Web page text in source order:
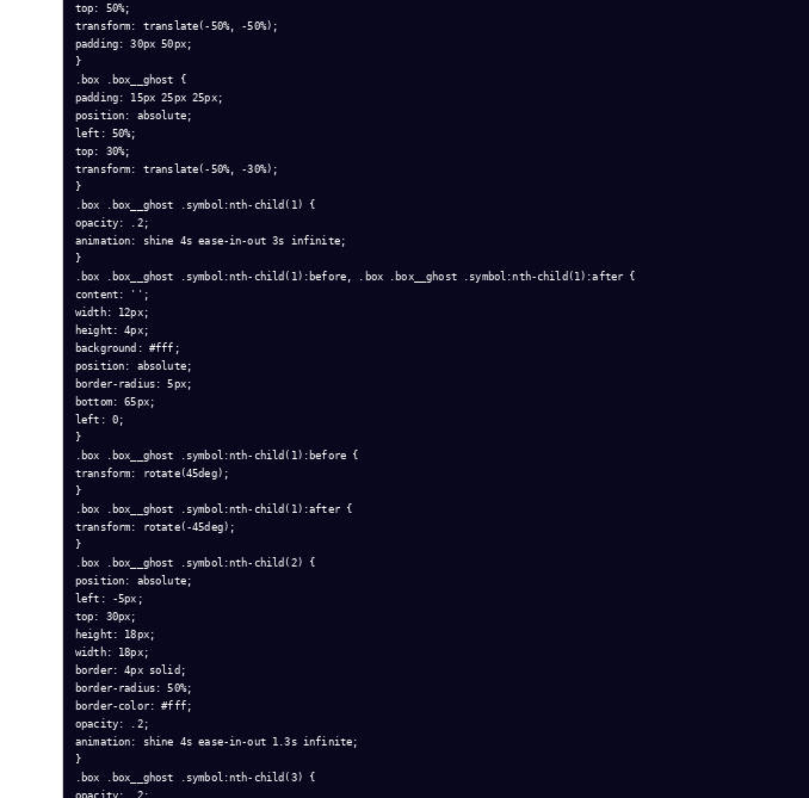
top: 50%;
transform: translate(-50%, -50%);
padding: 30px 50px;
}
.box .box__ghost {
padding: 15px 25px 25px;
position: absolute;
left: 50%;
top: 30%;
transform: translate(-50%, -30%);
}
.box .box__ghost .symbol:nth-child(1) {
opacity: .2;
animation: shine 4s ease-in-out 3s infinite;
}
.box .box__ghost .symbol:nth-child(1):before, .box .box__ghost .symbol:nth-child(1):after {
content: '';
width: 12px;
height: 4px;
background: #fff;
position: absolute;
border-radius: 5px;
bottom: 65px;
left: 0;
}
.box .box__ghost .symbol:nth-child(1):before {
transform: rotate(45deg);
}
.box .box__ghost .symbol:nth-child(1):after {
transform: rotate(-45deg);
}
.box .box__ghost .symbol:nth-child(2) {
position: absolute;
left: -5px;
top: 30px;
height: 18px;
width: 18px;
border: 4px solid;
border-radius: 50%;
border-color: #fff;
opacity: .2;
animation: shine 4s ease-in-out 1.3s infinite;
}
.box .box__ghost .symbol:nth-child(3) {